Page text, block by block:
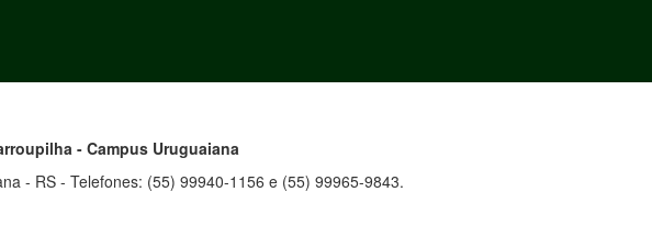
- Campus Uruguaiana
- RS - Telefones: (55) 99940-1156 e (55) 99965-9843.